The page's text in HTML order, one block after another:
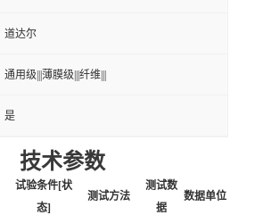
道达尔
通用级|||薄膜级|||纤维|||
是
技术参数
试验条件[状
态]
测试方法
测试数
据
数据单位